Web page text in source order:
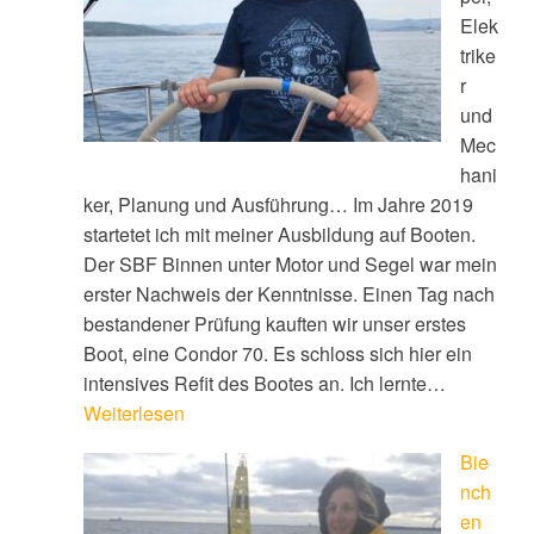
Elek
trike
r
und
Mec
hani
ker, Planung und Ausführung… Im Jahre 2019
startetet ich mit meiner Ausbildung auf Booten.
Der SBF Binnen unter Motor und Segel war mein
erster Nachweis der Kenntnisse. Einen Tag nach
bestandener Prüfung kauften wir unser erstes
Boot, eine Condor 70. Es schloss sich hier ein
intensives Refit des Bootes an. Ich lernte…
Weiterlesen
Bie
nch
en